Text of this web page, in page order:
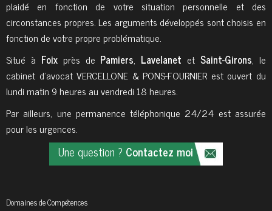
plaidé en fonction de votre situation personnelle et des
circonstances propres. Les arguments développés sont choisis en
fonction de votre propre problématique.
Situé à Foixprès de Pamiers, Lavelanet etSaint-Girons, le
cabinet d'avocat VERCELLONE & PONS-FOURNIER est ouvert du
lundi matin 9 heures au vendredi 18 heures.
Par ailleurs, une permanence téléphonique 24/24 est assurée
pour les urgences.
Une question ? Contactez moi
Domaines deCompétences